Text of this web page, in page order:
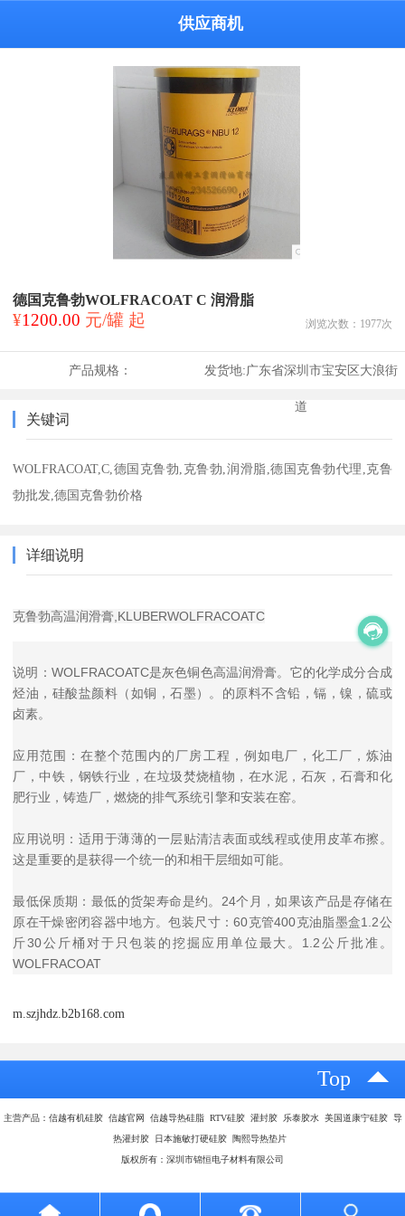
供应商机
德国克鲁勃WOLFRACOAT C 润滑脂
¥1200.00 元/罐 起 浏览次数： 1977次
产品规格： 发货地:广东省深圳市宝安区大浪街
道
关键词
WOLFRACOAT,C,德国克鲁勃,克鲁勃,润滑脂,德国克鲁勃代理,克鲁
勃批发,德国克鲁勃价格
详细说明
克鲁勃高温润滑膏,KLUBERWOLFRACOATC
说明：WOLFRACOATC是灰色铜色高温润滑膏。它的化学成分合成
烃油，硅酸盐颜料（如铜，石墨）。的原料不含铅，镉，镍，硫或
卤素。
应用范围：在整个范围内的厂房工程，例如电厂，化工厂，炼油
厂，中铁，钢铁行业，在垃圾焚烧植物，在水泥，石灰，石膏和化
肥行业，铸造厂，燃烧的排气系统引擎和安装在窑。
应用说明：适用于薄薄的一层贴清洁表面或线程或使用皮革布擦。
这是重要的是获得一个统一的和相干层细如可能。
最低保质期：最低的货架寿命是约。24个月，如果该产品是存储在
原在干燥密闭容器中地方。包装尺寸：60克管400克油脂墨盒1.2公
斤30公斤桶对于只包装的挖掘应用单位最大。1.2公斤批准。
WOLFRACOAT
m.szjhdz.b2b168.com
Top
主营产品：信越有机硅胶 信越官网 信越导热硅脂 RTV硅胶 灌封胶 乐泰胶水 美国道康宁硅胶 导
热灌封胶 日本施敏打硬硅胶 陶熙导热垫片
版权所有：深圳市锦恒电子材料有限公司